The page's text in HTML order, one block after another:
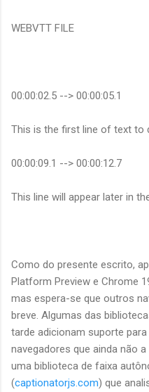
WEBVTT FILE
00:00:02.5 --> 00:00:05.1
This is the first line of text to
00:00:09.1 --> 00:00:12.7
This line will appear later in
Como do presente escrito,
Platform Preview e Chrome
mas espera-se que outros
breve. Algumas das
tarde adicionam suporte
navegadores que ainda não
uma biblioteca de faixa
(captionatorjs.com) que